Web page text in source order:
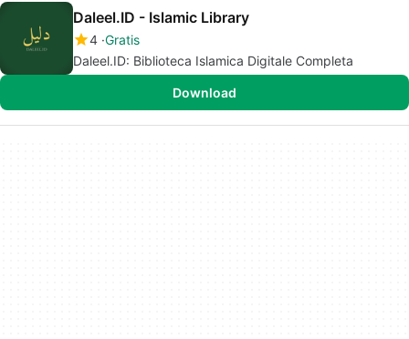
Daleel.ID - Islamic Library
4 Gratis
Daleel.ID: Biblioteca Islamica Digitale Completa
Download